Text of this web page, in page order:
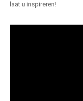
laat u inspireren!